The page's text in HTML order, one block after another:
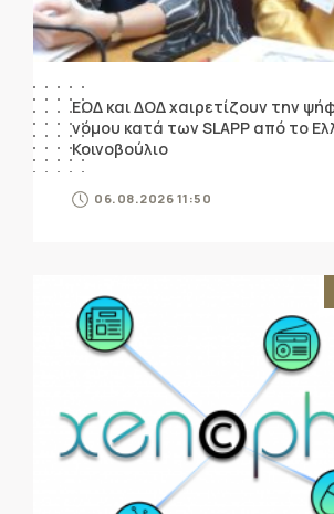
ΕΟΔ και ΔΟΔ χαιρετίζουν την
νόμου κατά των SLAPP από το
Κοινοβούλιο
06.08.2026 11:50